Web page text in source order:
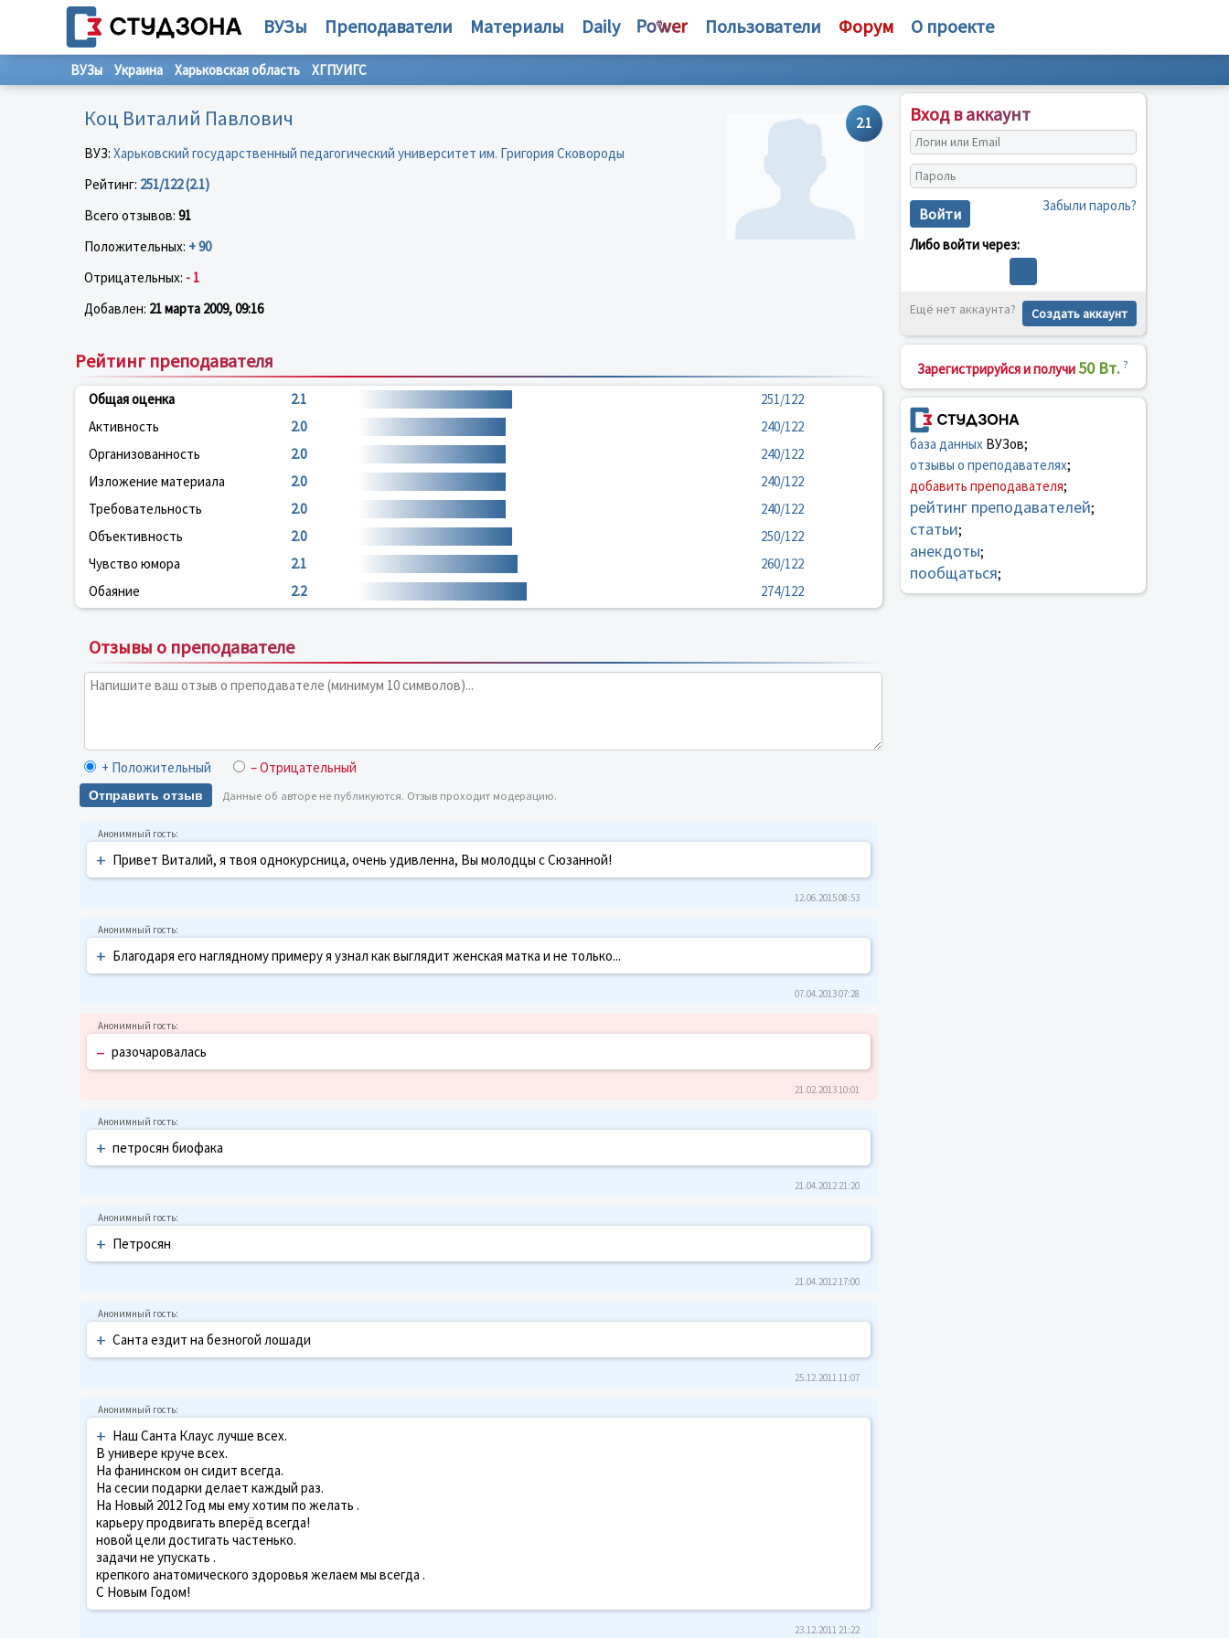
ВУЗы Преподаватели Материалы Daily Пользователи Форум О проекте
ВУЗы Украина Харьковская область ХГПУИГС
2.1
Коц Виталий Павлович
ВУЗ: Харьковский государственный педагогический университет им. Григория Сковороды
Рейтинг: 251/122 (2.1)
Всего отзывов: 91
Положительных: + 90
Отрицательных: - 1
Добавлен: 21 марта 2009, 09:16
Рейтинг преподавателя
Общая оценка 2.1
251/122
Активность
2.0
240/122
Организованность
2.0
240/122
Изложение материала
2.0
240/122
Требовательность
2.0
240/122
Объективность
2.0
250/122
Чувство юмора
2.1
260/122
Обаяние
2.2 274/122
Отзывы о преподавателе
+ Положительный – Отрицательный
Отправить отзыв Данные об авторе не публикуются. Отзыв проходит модерацию.
+ Привет Виталий, я твоя однокурсница, очень удивленна, Вы молодцы с Сюзанной!
12.06.2015 08:53
+ Благодаря его наглядному примеру я узнал как выглядит женская матка и не только...
07.04.2013 07:28
– разочаровалась
21.02.2013 10:01
+ петросян биофака
21.04.2012 21:20
+ Петросян
21.04.2012 17:00
+ Санта ездит на безногой лошади
25.12.2011 11:07
+ Наш Санта Клаус лучше всех.
В универе круче всех.
На фанинском он сидит всегда.
На сесии подарки делает каждый раз.
На Новый 2012 Год мы ему хотим по желать .
карьеру продвигать вперёд всегда!
новой цели достигать частенько.
задачи не упускать .
крепкого анатомического здоровья желаем мы всегда .
С Новым Годом!
23.12.2011 21:22
Вход в аккаунт
Войти Забыли пароль?
Либо войти через:
Ещё нет аккаунта? Создать аккаунт
Зарегистрируйся и получи 50 Вт. ?
база данныхВУЗов;
отзывы о преподавателях;
добавить преподавателя;
рейтинг преподавателей;
статьи;
анекдоты;
пообщаться;